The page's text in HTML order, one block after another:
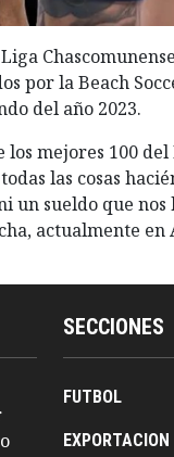
por la Beach
del año 2023.
mejores 100
las cosas
un sueldo que
actualmente en
SECCIONES
FUTBOL
EXPORTACION